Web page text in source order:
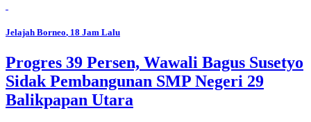
Jelajah Borneo, 18 Jam Lalu
Progres 39 Persen, Wawali Bagus Susetyo
Sidak Pembangunan SMP Negeri 29
Balikpapan Utara